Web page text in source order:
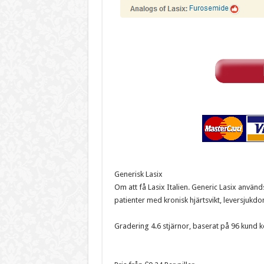
Generisk Lasix
Om att få Lasix Italien. Generic Lasix
patienter med kronisk hjärtsvikt,
Gradering 4.6stjärnor, baserat på 96kund